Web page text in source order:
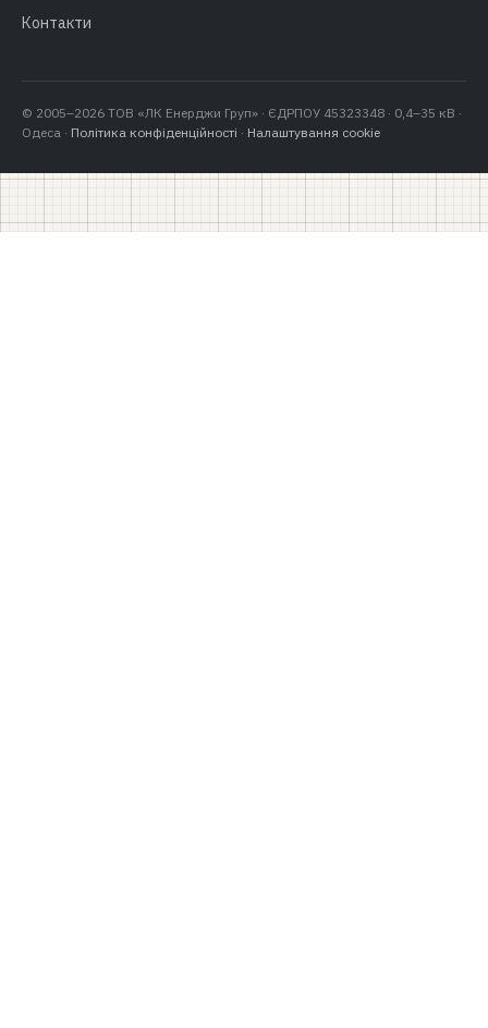
Контакти
© 2005–2026 ТОВ «ЛК Енерджи Груп» · ЄДРПОУ 45323348 · 0,4–35 кВ ·
Одеса · Політика конфіденційності · Налаштування cookie